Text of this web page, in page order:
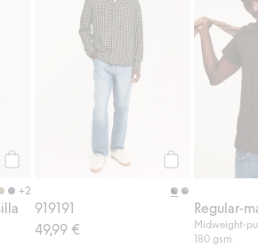
+2
919191
49,99 €
Midweight-
180 gsm